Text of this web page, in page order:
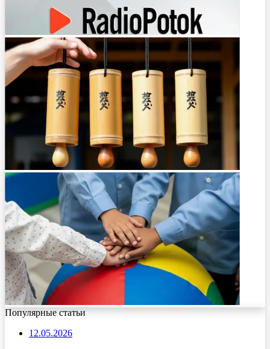
Популярные статьи
12.05.2026